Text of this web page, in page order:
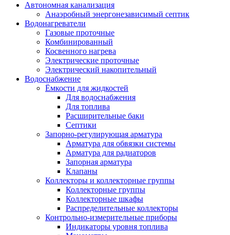
Автономная канализация
Анаэробный энергонезависимый септик
Водонагреватели
Газовые проточные
Комбинированный
Косвенного нагрева
Электрические проточные
Электрический накопительный
Водоснабжение
Ёмкости для жидкостей
Для водоснабжения
Для топлива
Расширительные баки
Септики
Запорно-регулирующая арматура
Арматура для обвязки системы
Арматура для радиаторов
Запорная арматура
Клапаны
Коллекторы и коллекторные группы
Коллекторные группы
Коллекторные шкафы
Распределительные коллекторы
Контрольно-измерительные приборы
Индикаторы уровня топлива